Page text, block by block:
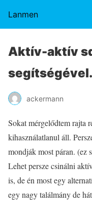
Lanmen
Aktív-aktív
segítségével.
ackermann
Sokat mérgelődtem rajta
kihasználatlanul áll.
mondják most páran. (ez
Lehet persze csinálni
is, de én most egy
egy nagy találmány de